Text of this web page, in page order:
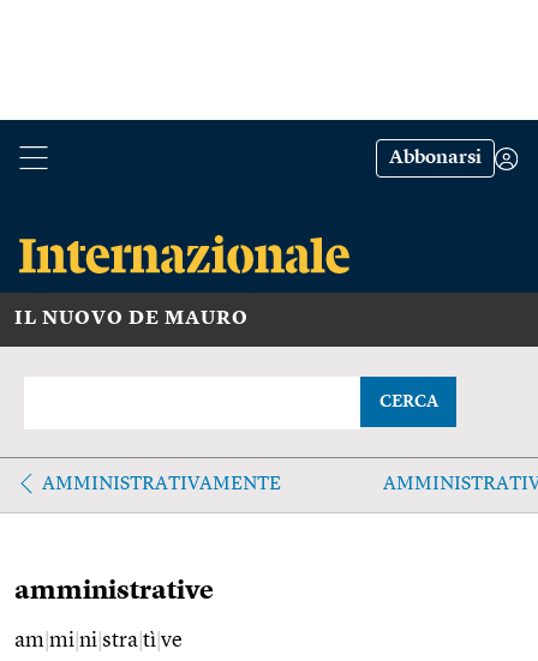
Abbonarsi
IL NUOVO DE MAURO
CERCA
AMMINISTRATIVAMENTE
amministrative
am mi ni stra tì ve